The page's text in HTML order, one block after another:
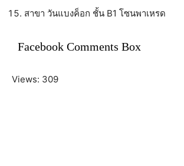
สาขา วันแบงค็อก ชั้น B1 โซนพาเหรด
Facebook Comments Box
Views: 309